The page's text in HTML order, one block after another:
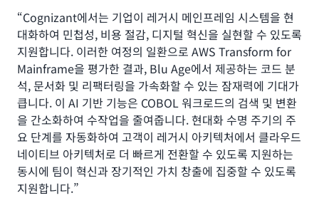
“Cognizant에서는 기업이 레거시 메인프레임 시스템을 현
대화하여 민첩성, 비용 절감, 디지털 혁신을 실현할 수 있도록
지원합니다. 이러한 여정의 일환으로 AWS Transform for
Mainframe을 평가한 결과, Blu Age에서 제공하는 코드 분
석, 문서화 및 리팩터링을 가속화할 수 있는 잠재력에 기대가
큽니다. 이 AI 기반 기능은 COBOL 워크로드의 검색 및 변환
을 간소화하여 수작업을 줄여줍니다. 현대화 수명 주기의 주
요 단계를 자동화하여 고객이 레거시 아키텍처에서 클라우드
네이티브 아키텍처로 더 빠르게 전환할 수 있도록 지원하는
동시에 팀이 혁신과 장기적인 가치 창출에 집중할 수 있도록
지원합니다.”